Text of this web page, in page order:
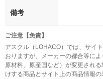
備考
ご注意【免責】
アスクル（LOHACO）では、サイ
おりますが、メーカーの都合等に
原材料、原産国など）が変更され
けする商品とサイト上の商品情報